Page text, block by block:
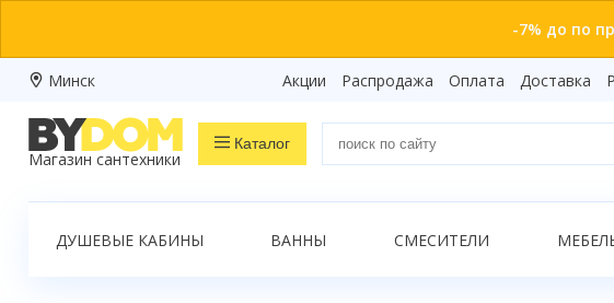
-7% до по
Минск Акции Распродажа Оплата Доставка
Магазин сантехники
Каталог
Распродажа
Ванны
ДУШЕВЫЕ КАБИНЫ ВАННЫ СМЕСИТЕЛИ